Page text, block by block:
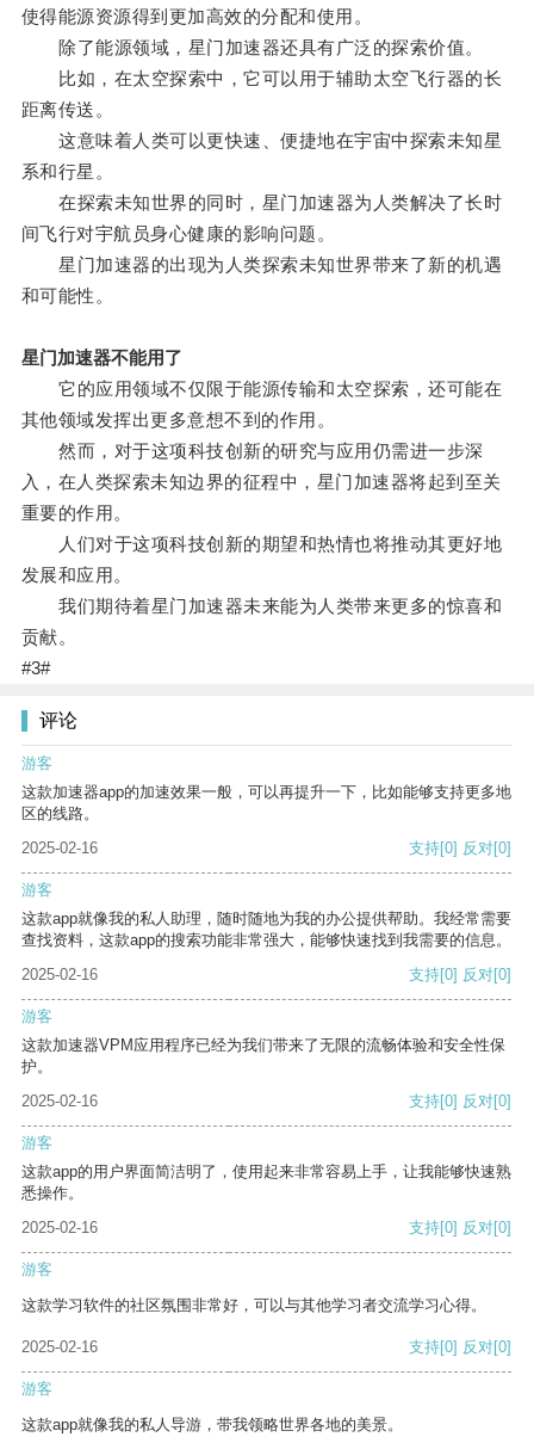
使得能源资源得到更加高效的分配和使用。
除了能源领域，星门加速器还具有广泛的探索价值。
比如，在太空探索中，它可以用于辅助太空飞行器的长
距离传送。
这意味着人类可以更快速、便捷地在宇宙中探索未知星
系和行星。
在探索未知世界的同时，星门加速器为人类解决了长时
间飞行对宇航员身心健康的影响问题。
星门加速器的出现为人类探索未知世界带来了新的机遇
和可能性。
星门加速器不能用了
它的应用领域不仅限于能源传输和太空探索，还可能在
其他领域发挥出更多意想不到的作用。
然而，对于这项科技创新的研究与应用仍需进一步深
入，在人类探索未知边界的征程中，星门加速器将起到至关
重要的作用。
人们对于这项科技创新的期望和热情也将推动其更好地
发展和应用。
我们期待着星门加速器未来能为人类带来更多的惊喜和
贡献。
#3#
评论
游客
这款加速器app的加速效果一般，可以再提升一下，比如能够支持更多地
区的线路。
2025-02-16
支持[0] 反对[0]
游客
这款app就像我的私人助理，随时随地为我的办公提供帮助。我经常需要
查找资料，这款app的搜索功能非常强大，能够快速找到我需要的信息。
2025-02-16
支持[0] 反对[0]
游客
这款加速器VPM应用程序已经为我们带来了无限的流畅体验和安全性保
护。
2025-02-16
支持[0] 反对[0]
游客
这款app的用户界面简洁明了，使用起来非常容易上手，让我能够快速熟
悉操作。
2025-02-16
支持[0] 反对[0]
游客
这款学习软件的社区氛围非常好，可以与其他学习者交流学习心得。
2025-02-16 支持[0] 反对[0]
游客
这款app就像我的私人导游，带我领略世界各地的美景。